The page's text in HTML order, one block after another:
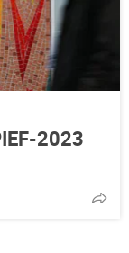
2023